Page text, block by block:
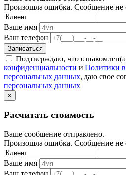
Произошла ошибка. Сообщение не
Ваше имя
Ваш телефон
Записаться
Подтверждаю, что
конфиденциальности и Политики в
персональных данных, даю свое
персональных данных
×
Расчитать стоимость
Ваше сообщение отправлено.
Произошла ошибка. Сообщение не
Ваше имя
Ваш телефон